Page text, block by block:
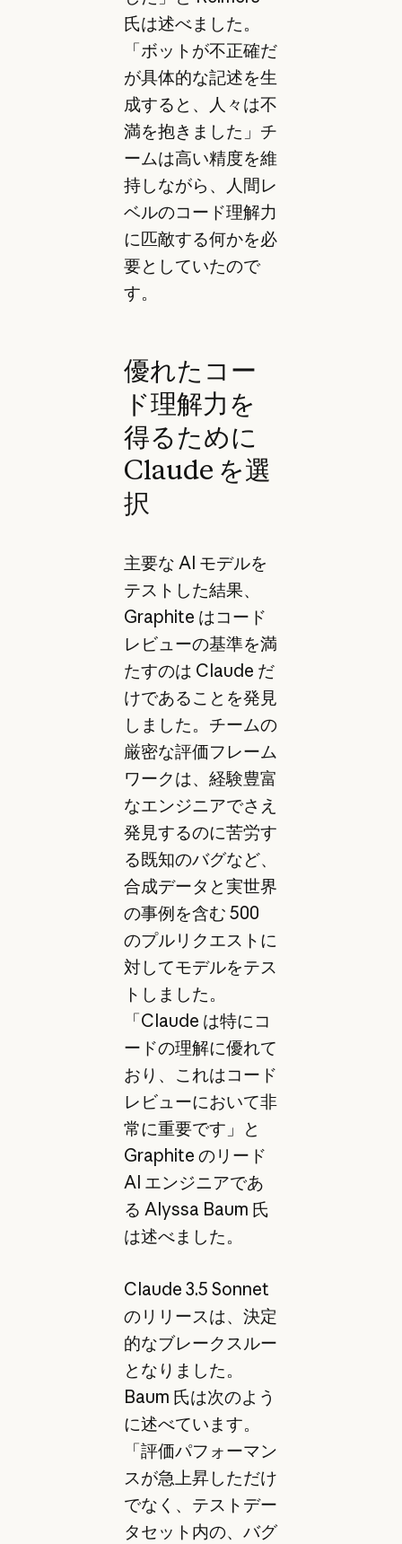
氏は述べました。
「ボットが不正確だ
が具体的な記述を生
成すると、人々は不
満を抱きました」チ
ームは高い精度を維
持しながら、人間レ
ベルのコード理解力
に匹敵する何かを必
要としていたので
す。
優れたコー
ド理解力を
得るために
Claude を選
択
主要な AI モデルを
テストした結果、
Graphite はコード
レビューの基準を満
たすのは Claude だ
けであることを発見
しました。チームの
厳密な評価フレーム
ワークは、経験豊富
なエンジニアでさえ
発見するのに苦労す
る既知のバグなど、
合成データと実世界
の事例を含む 500
のプルリクエストに
対してモデルをテス
トしました。
「Claude は特にコ
ードの理解に優れて
おり、これはコード
レビューにおいて非
常に重要です」と
Graphite のリード
AI エンジニアであ
る Alyssa Baum 氏
は述べました。
Claude 3.5 Sonnet
のリリースは、決定
的なブレークスルー
となりました。
Baum 氏は次のよう
に述べています。
「評価パフォーマン
スが急上昇しただけ
でなく、テストデー
タセット内の、バグ